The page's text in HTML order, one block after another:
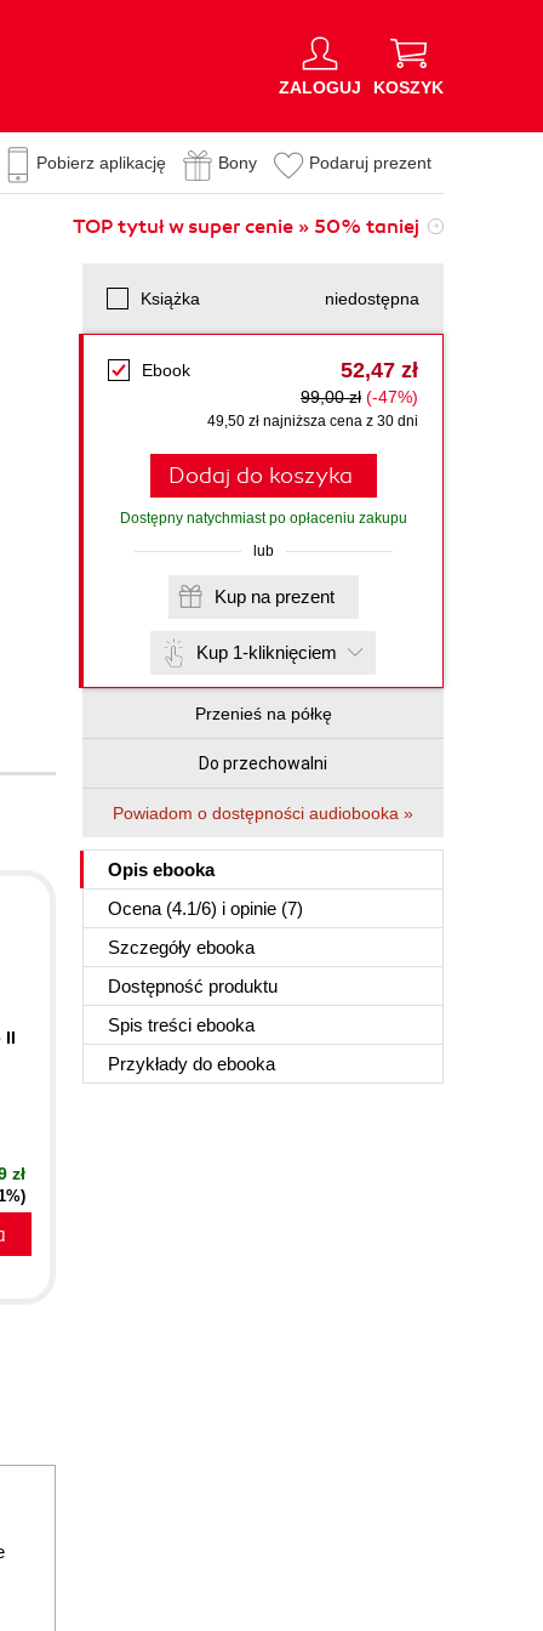
ZALOGUJ KOSZYK
Pobierz aplikację Bony Podaruj prezent
TOP tytuł w super cenie » 50% taniej
Książka niedostępna
Ebook 52,47 zł
99,00 zł (-47%)
49,50 zł najniższa cena z 30 dni
Dodaj do koszyka
Dostępny natychmiast po opłaceniu zakupu
lub
Kup na prezent
Kup 1-kliknięciem
Przenieś na półkę
Do przechowalni
Powiadom o dostępności audiobooka »
Opis ebooka
Ocena (4.1/6) i opinie (7)
Szczegóły ebooka
Dostępność produktu
Spis treści ebooka
Przykłady do ebooka
II
zł